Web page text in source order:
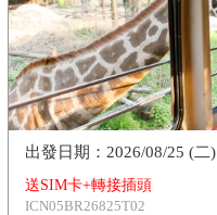
送SIM卡+轉接插頭
ICN05BR26825T02
2026/08/25 (二)